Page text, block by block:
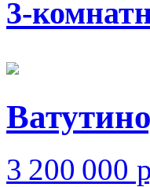
3-
3 200 000